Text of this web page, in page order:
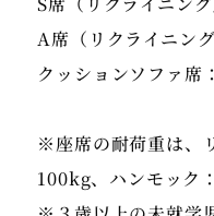
A席（リクライニン
クッションソファ席
※座席の耐荷重は、
100kg、ハンモック